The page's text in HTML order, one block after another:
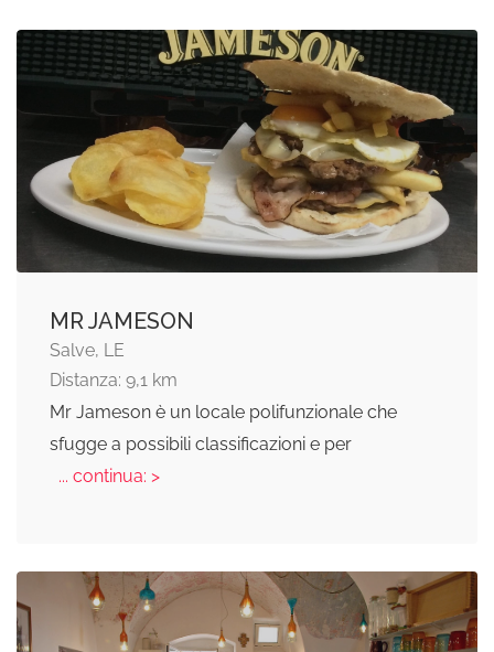
MR JAMESON
Salve, LE
Distanza: 9,1 km
Mr Jameson è un locale polifunzionale che
sfugge a possibili classificazioni e per
... continua: >